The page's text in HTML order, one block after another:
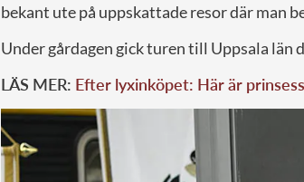
bekant ute på uppskattade resor där man
Under gårdagen gick turen till Uppsala län
LÄS MER: Efter lyxinköpet: Här är